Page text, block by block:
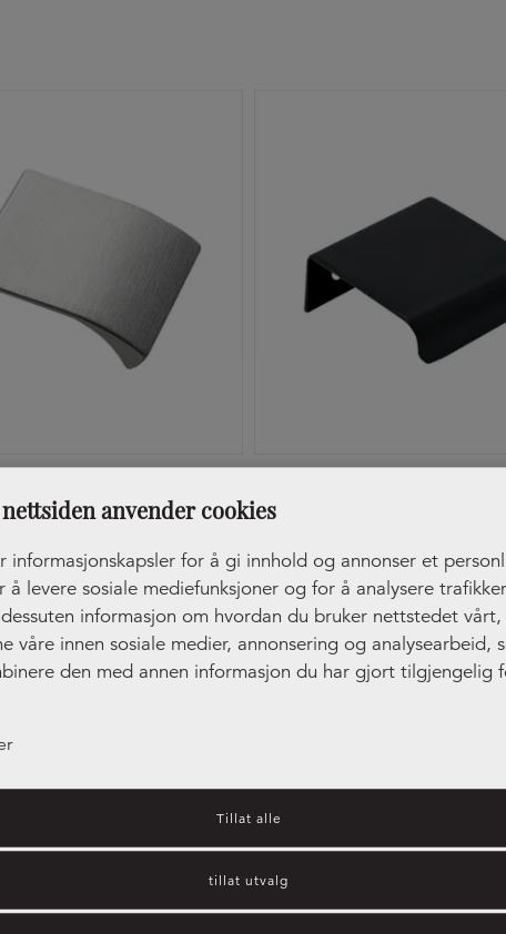
anvender cookies
informasjonskapsler for å gi innhold og annonser et
å levere sosiale mediefunksjoner og for å analysere
informasjon om hvordan du bruker nettstedet
våre innen sosiale medier, annonsering og analysearbeid,
den med annen informasjon du har gjort tilgjengelig
Tillat alle
tillat utvalg
Edge Straight Rustfri Håndtak Lip Svart